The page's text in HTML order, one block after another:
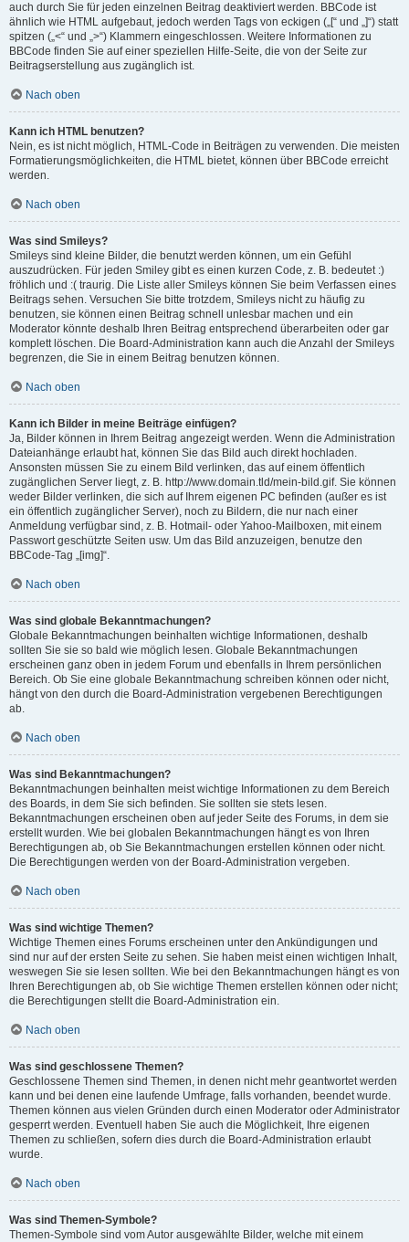
auch durch Sie für jeden einzelnen Beitrag deaktiviert werden. BBCode ist
ähnlich wie HTML aufgebaut, jedoch werden Tags von eckigen („[“ und „]“) statt
spitzen („<“ und „>“) Klammern eingeschlossen. Weitere Informationen zu
BBCode finden Sie auf einer speziellen Hilfe-Seite, die von der Seite zur
Beitragserstellung aus zugänglich ist.
Nach oben
Kann ich HTML benutzen?
Nein, es ist nicht möglich, HTML-Code in Beiträgen zu verwenden. Die meisten
Formatierungsmöglichkeiten, die HTML bietet, können über BBCode erreicht
werden.
Nach oben
Was sind Smileys?
Smileys sind kleine Bilder, die benutzt werden können, um ein Gefühl
auszudrücken. Für jeden Smiley gibt es einen kurzen Code, z. B. bedeutet :)
fröhlich und :( traurig. Die Liste aller Smileys können Sie beim Verfassen eines
Beitrags sehen. Versuchen Sie bitte trotzdem, Smileys nicht zu häufig zu
benutzen, sie können einen Beitrag schnell unlesbar machen und ein
Moderator könnte deshalb Ihren Beitrag entsprechend überarbeiten oder gar
komplett löschen. Die Board-Administration kann auch die Anzahl der Smileys
begrenzen, die Sie in einem Beitrag benutzen können.
Nach oben
Kann ich Bilder in meine Beiträge einfügen?
Ja, Bilder können in Ihrem Beitrag angezeigt werden. Wenn die Administration
Dateianhänge erlaubt hat, können Sie das Bild auch direkt hochladen.
Ansonsten müssen Sie zu einem Bild verlinken, das auf einem öffentlich
zugänglichen Server liegt, z. B. http://www.domain.tld/mein-bild.gif. Sie können
weder Bilder verlinken, die sich auf Ihrem eigenen PC befinden (außer es ist
ein öffentlich zugänglicher Server), noch zu Bildern, die nur nach einer
Anmeldung verfügbar sind, z. B. Hotmail- oder Yahoo-Mailboxen, mit einem
Passwort geschützte Seiten usw. Um das Bild anzuzeigen, benutze den
BBCode-Tag „[img]“.
Nach oben
Was sind globale Bekanntmachungen?
Globale Bekanntmachungen beinhalten wichtige Informationen, deshalb
sollten Sie sie so bald wie möglich lesen. Globale Bekanntmachungen
erscheinen ganz oben in jedem Forum und ebenfalls in Ihrem persönlichen
Bereich. Ob Sie eine globale Bekanntmachung schreiben können oder nicht,
hängt von den durch die Board-Administration vergebenen Berechtigungen
ab.
Nach oben
Was sind Bekanntmachungen?
Bekanntmachungen beinhalten meist wichtige Informationen zu dem Bereich
des Boards, in dem Sie sich befinden. Sie sollten sie stets lesen.
Bekanntmachungen erscheinen oben auf jeder Seite des Forums, in dem sie
erstellt wurden. Wie bei globalen Bekanntmachungen hängt es von Ihren
Berechtigungen ab, ob Sie Bekanntmachungen erstellen können oder nicht.
Die Berechtigungen werden von der Board-Administration vergeben.
Nach oben
Was sind wichtige Themen?
Wichtige Themen eines Forums erscheinen unter den Ankündigungen und
sind nur auf der ersten Seite zu sehen. Sie haben meist einen wichtigen Inhalt,
weswegen Sie sie lesen sollten. Wie bei den Bekanntmachungen hängt es von
Ihren Berechtigungen ab, ob Sie wichtige Themen erstellen können oder nicht;
die Berechtigungen stellt die Board-Administration ein.
Nach oben
Was sind geschlossene Themen?
Geschlossene Themen sind Themen, in denen nicht mehr geantwortet werden
kann und bei denen eine laufende Umfrage, falls vorhanden, beendet wurde.
Themen können aus vielen Gründen durch einen Moderator oder Administrator
gesperrt werden. Eventuell haben Sie auch die Möglichkeit, Ihre eigenen
Themen zu schließen, sofern dies durch die Board-Administration erlaubt
wurde.
Nach oben
Was sind Themen-Symbole?
Themen-Symbole sind vom Autor ausgewählte Bilder, welche mit einem